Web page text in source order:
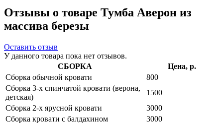
Отзывы о товаре Тумба Аверон из
массива березы
Оставить отзыв
У данного товара пока нет отзывов.
СБОРКА
Цена, р.
Сборка обычной кровати
800
Сборка 3-х спинчатой кровати (верона,
детская)
1500
Сборка 2-х ярусной кровати
3000
Сборка кровати с балдахином
3000